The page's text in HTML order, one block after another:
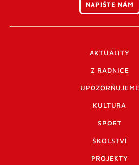
NAPIŠTE NÁM
AKTUALITY
Z RADNICE
UPOZORŇUJEME
KULTURA
SPORT
ŠKOLSTVÍ
PROJEKTY